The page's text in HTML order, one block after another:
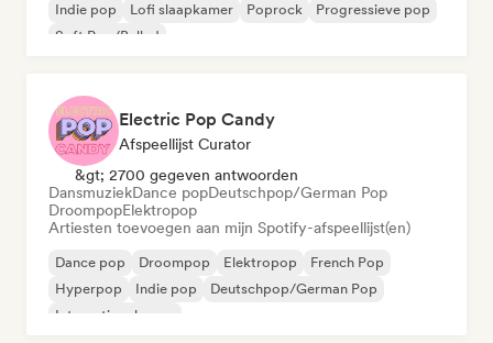
Indie pop
Lofi slaapkamer Poprock
Progressieve pop
Soft Pop/Ballad
Electric Pop Candy
Afspeellijst Curator
&gt; 2700 gegeven antwoorden
DansmuziekDance popDeutschpop/German Pop
DroompopElektropop
Artiesten toevoegen aan mijn Spotify-afspeellijst(en)
Dance pop Droompop Elektropop
French Pop
Hyperpop
Indie pop
Deutschpop/German Pop
Internationale pop